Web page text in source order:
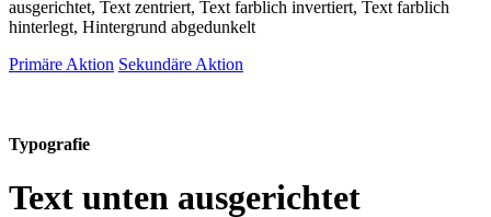
ausgerichtet, Text zentriert, Text farblich invertiert, Text farblich
hinterlegt, Hintergrund abgedunkelt
Primäre Aktion Sekundäre Aktion
Typografie
Text unten ausgerichtet